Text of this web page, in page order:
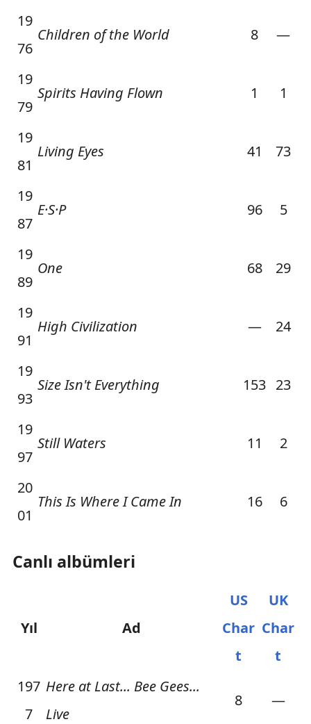
19
76
Children of the World 8 —
19
79
Spirits Having Flown 1 1
19
81
Living Eyes 41 73
19
87
E·S·P 96 5
19
89
One 68 29
19
91
High Civilization — 24
19
93
Size Isn't Everything 153 23
19
97
Still Waters 11 2
20
01
This Is Where I Came In 16 6
Canlı albümleri
Yıl Ad
US
Char
t
UK
Char
t
197
7
Here at Last... Bee Gees...
Live
8 —